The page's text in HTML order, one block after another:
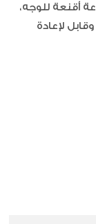
أقنعة للوجه،
لإعادة